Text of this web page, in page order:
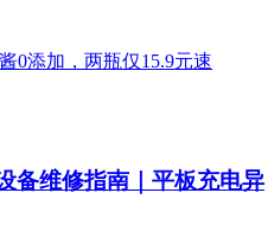
备维修指南｜平板充电异